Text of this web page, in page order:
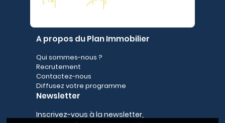
A propos du Plan Immobilier
Qui sommes-nous ?
Recrutement
Contactez-nous
Diffusez votre programme
Newsletter
Inscrivez-vous à la newsletter,